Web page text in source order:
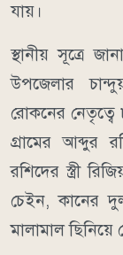
যায়।
স্থানীয় সূত্রে
উপজেলার
রোকনের
গ্রামের আব্দুর
রশিদের স্ত্রী
চেইন, কানের
মালামাল ছিনিয়ে